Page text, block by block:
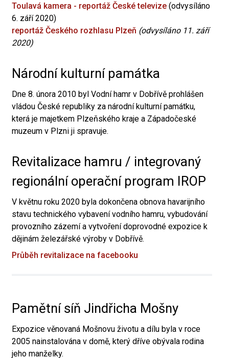
Toulavá kamera - reportáž České televize (odvysíláno
6. září 2020)
reportáž Českého rozhlasu Plzeň (odvysíláno 11. září
2020)
Národní kulturní památka
Dne 8. února 2010 byl Vodní hamr v Dobřívě prohlášen
vládou České republiky za národní kulturní památku,
která je majetkem Plzeňského kraje a Západočeské
muzeum v Plzni ji spravuje.
Revitalizace hamru / integrovaný
regionální operační program IROP
V květnu roku 2020 byla dokončena obnova havarijního
stavu technického vybavení vodního hamru, vybudování
provozního zázemí a vytvoření doprovodné expozice k
dějinám železářské výroby v Dobřívě.
Průběh revitalizace na facebooku
Pamětní síň Jindřicha Mošny
Expozice věnovaná Mošnovu životu a dílu byla v roce
2005 nainstalována v domě, který dříve obývala rodina
jeho manželky.